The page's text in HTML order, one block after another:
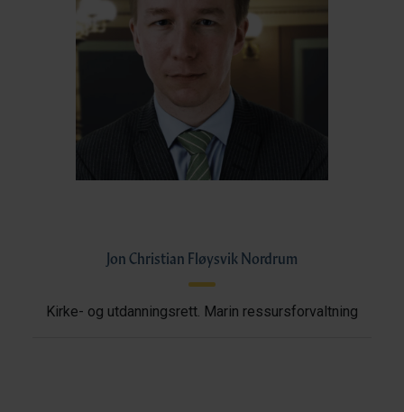
Jon Christian Fløysvik Nordrum
Kirke- og utdanningsrett. Marin ressursforvaltning